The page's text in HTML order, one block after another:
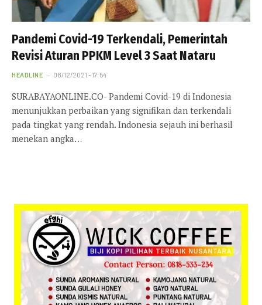
Pandemi Covid-19 Terkendali, Pemerintah
Revisi Aturan PPKM Level 3 Saat Nataru
HEADLINE 08/12/2021 - 17:54
SURABAYAONLINE.CO- Pandemi Covid-19 di Indonesia
menunjukkan perbaikan yang signifikan dan terkendali
pada tingkat yang rendah. Indonesia sejauh ini berhasil
menekan angka…